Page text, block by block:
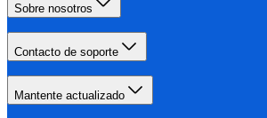
Sobre nosotros
Contacto de soporte
Mantente actualizado